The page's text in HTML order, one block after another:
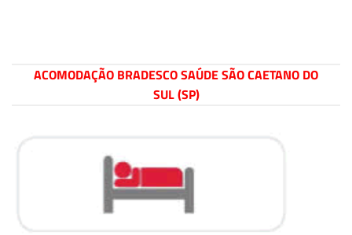
ACOMODAÇÃO BRADESCO SAÚDE SÃO CAETANO DO
SUL (SP)